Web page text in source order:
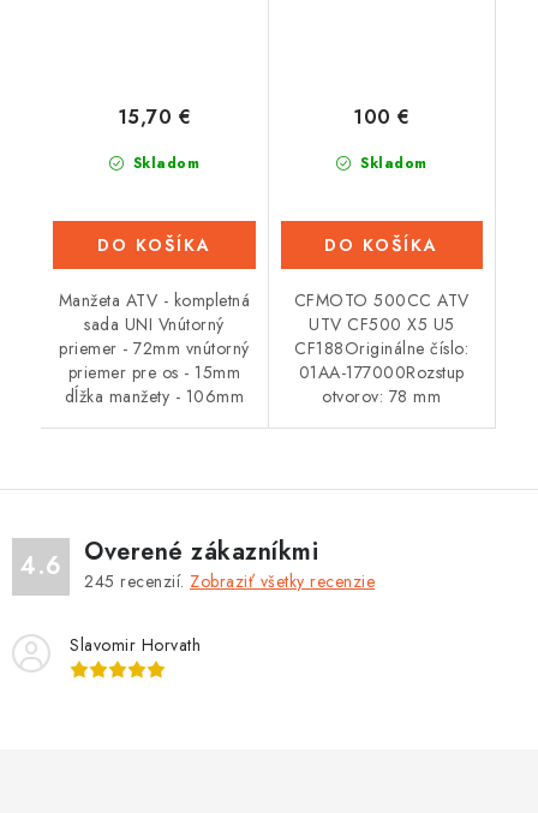
Skladom
15,70 €
DO KOŠÍKA
Manžeta ATV - kompletná
sada UNI Vnútorný
priemer - 72mm vnútorný
priemer pre os - 15mm
dĺžka manžety - 106mm
Skladom
100 €
DO KOŠÍKA
CFMOTO 500CC ATV
UTV CF500 X5 U5
CF188Originálne číslo:
01AA-177000Rozstup
otvorov: 78 mm
4.6 Overené zákazníkmi
245 recenzií. Zobraziť všetky recenzie
Slavomir Horvath